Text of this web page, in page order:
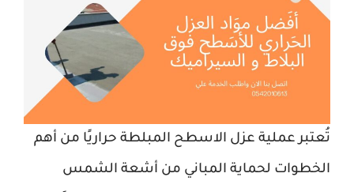
تُعتبر عملية عزل الاسطح المبلطة حراريًا من أهم
الخطوات لحماية المباني من أشعة الشمس